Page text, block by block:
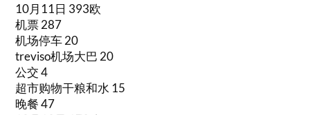
10月11日 393欧
机票 287
机场停车 20
treviso机场大巴 20
公交 4
超市购物干粮和水 15
晚餐 47